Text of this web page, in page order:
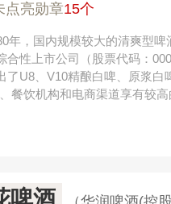
点亮勋章15个
年，国内规模较大的清爽型
合性上市公司（股票代码：
了U8、V10精酿白啤、原浆
餐饮机构和电商渠道享有较高
啤酒